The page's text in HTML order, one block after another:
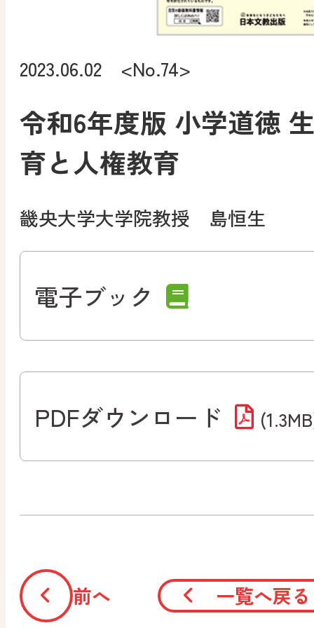
2023.06.02 <No.74>
令和6年度版 小学道徳
育と人権教育
畿央大学大学院教授 島恒生
電子ブック
PDFダウンロード
前へ 一覧へ戻る